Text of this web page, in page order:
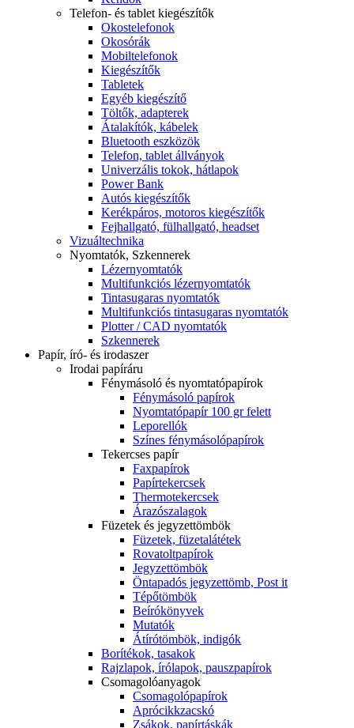
Telefon- és tablet kiegészítők
Okostelefonok
Okosórák
Mobiltelefonok
Kiegészítők
Tabletek
Egyéb kiegészítő
Töltők, adapterek
Átalakítók, kábelek
Bluetooth eszközök
Telefon, tablet állványok
Univerzális tokok, hátlapok
Power Bank
Autós kiegészítők
Kerékpáros, motoros kiegészítők
Fejhallgató, fülhallgató, headset
Vizuáltechnika
Nyomtatók, Szkennerek
Lézernyomtatók
Multifunkciós lézernyomtatók
Tintasugaras nyomtatók
Multifunkciós tintasugaras nyomtatók
Plotter / CAD nyomtatók
Szkennerek
Papír, író- és irodaszer
Irodai papíráru
Fénymásoló és nyomtatópapírok
Fénymásoló papírok
Nyomtatópapír 100 gr felett
Leporellók
Színes fénymásolópapírok
Tekercses papír
Faxpapírok
Papírtekercsek
Thermotekercsek
Árazószalagok
Füzetek és jegyzettömbök
Füzetek, füzetalátétek
Rovatoltpapírok
Jegyzettömbök
Öntapadós jegyzettömb, Post it
Tépőtömbök
Beírókönyvek
Mutatók
Átírótömbök, indigók
Borítékok, tasakok
Rajzlapok, írólapok, pauszpapírok
Csomagolóanyagok
Csomagolópapírok
Aprócikkzacskó
Zsákok, papírtáskák